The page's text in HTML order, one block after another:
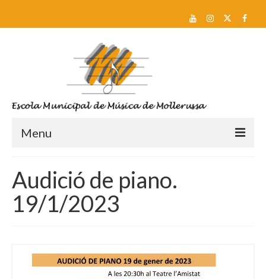
Menu
Escola
Sobre nosaltres
Pla d’estudis
Audició de piano.
19/1/2023